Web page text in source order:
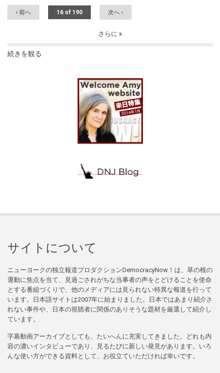
‹ 前へ 16 of 190 次へ ›
さらに
続きを観る
サイトについて
ニューヨークの独立報道プロダクションDemocracyNow！は、草の根の
運動に焦点を当て、見過ごされがちな当事者の声をとどけることを使命
とする番組づくりで、他のメディアには見られない特異な報道を行って
います。日本語サイトは2007年に始まりました。日本ではあまり紹介さ
れない事件や、日本の視聴者に関係のありそうな題材を厳選して紹介し
ています。
字幕動画アーカイブとしても、たいへんに充実してきました。どれも内
容の濃いインタビューであり、見るたびに新しい発見があります。いろ
んな使い方ができる資料として、お役立ていただければ幸いです。